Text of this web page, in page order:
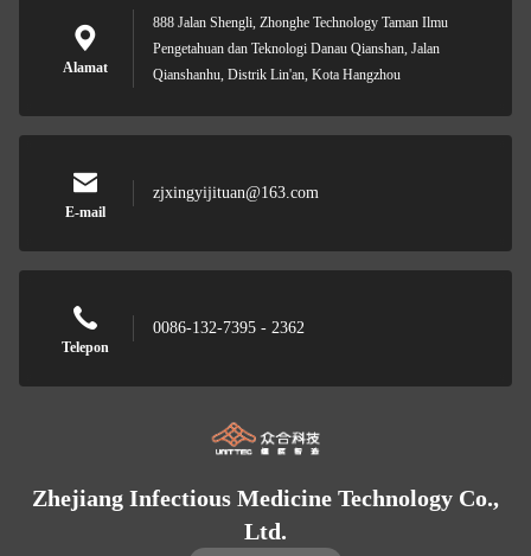
Alamat
888 Jalan Shengli, Zhonghe Technology Taman Ilmu
Pengetahuan dan Teknologi Danau Qianshan, Jalan
Qianshanhu, Distrik Lin'an, Kota Hangzhou
E-mail
zjxingyijituan@163.com
Telepon
0086-132-7395 - 2362
Zhejiang Infectious Medicine Technology Co.,
Ltd.